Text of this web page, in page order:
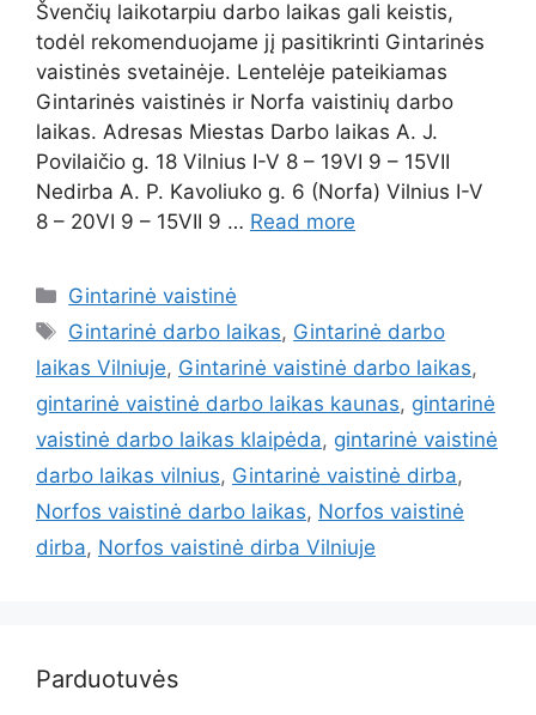
Švenčių laikotarpiu darbo laikas gali keistis,
todėl rekomenduojame jį pasitikrinti Gintarinės
vaistinės svetainėje. Lentelėje pateikiamas
Gintarinės vaistinės ir Norfa vaistinių darbo
laikas. Adresas Miestas Darbo laikas A. J.
Povilaičio g. 18 Vilnius I-V 8 – 19VI 9 – 15VII
Nedirba A. P. Kavoliuko g. 6 (Norfa) Vilnius I-V
8 – 20VI 9 – 15VII 9 … Read more
Gintarinė vaistinė
Gintarinė darbo laikas, Gintarinė darbo
laikas Vilniuje, Gintarinė vaistinė darbo laikas,
gintarinė vaistinė darbo laikas kaunas, gintarinė
vaistinė darbo laikas klaipėda, gintarinė vaistinė
darbo laikas vilnius, Gintarinė vaistinė dirba,
Norfos vaistinė darbo laikas, Norfos vaistinė
dirba, Norfos vaistinė dirba Vilniuje
Parduotuvės